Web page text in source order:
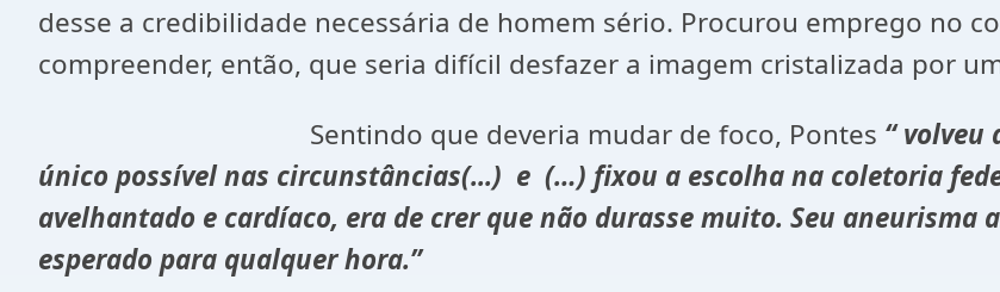
desse a credibilidade necessária de homem sério. Procurou emprego no
compreender, então, que seria difícil desfazer a imagem cristalizada por
Sentindo que deveria mudar de foco, Pontes “ volveu
único possível nas circunstâncias(...) e (…) fixou a escolha na coletoria
avelhantado e cardíaco, era de crer que não durasse muito. Seu
esperado para qualquer hora.”